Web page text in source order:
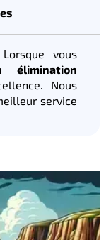
vous
élimination
Nous
service